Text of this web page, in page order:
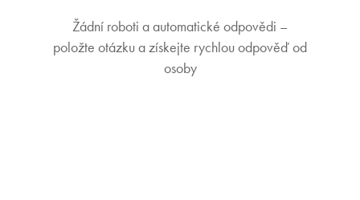
Žádní roboti a automatické odpovědi –
položte otázku a získejte rychlou odpověď od
osoby